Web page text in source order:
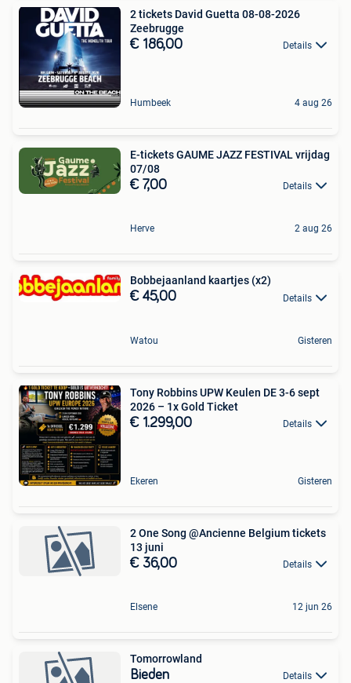
2 tickets David Guetta 08-08-2026
Zeebrugge
€ 186,00 Details
Humbeek 4 aug 26
E-tickets GAUME JAZZ FESTIVAL vrijdag
07/08
€ 7,00 Details
Herve 2 aug 26
Bobbejaanland kaartjes (x2)
€ 45,00 Details
Watou Gisteren
Tony Robbins UPW Keulen DE 3-6 sept
2026 – 1x Gold Ticket
€ 1.299,00 Details
Ekeren Gisteren
2 One Song @Ancienne Belgium tickets
13 juni
€ 36,00 Details
Elsene 12 jun 26
Tomorrowland
Bieden Details